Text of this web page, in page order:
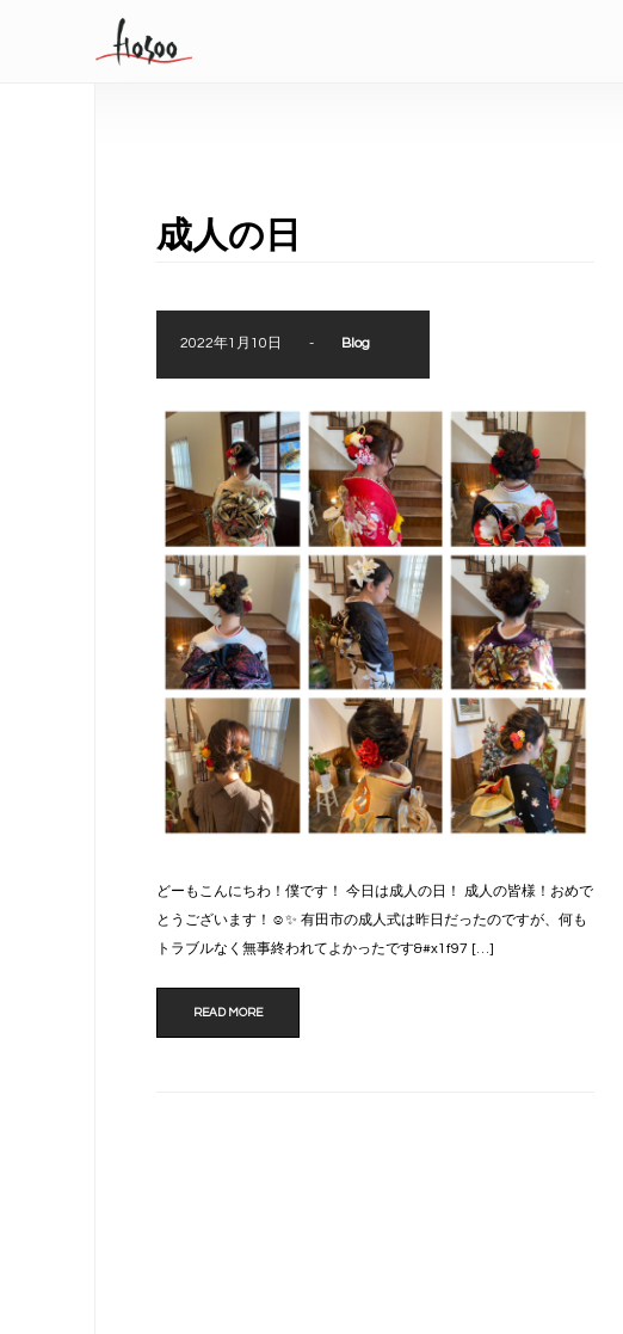
成人の日
2022年1月10日 - Blog
どーもこんにちわ！僕です！ 今日は成人の日！ 成人の皆様！おめで
とうございます！☺️✨ 有田市の成人式は昨日だったのですが、何も
トラブルなく無事終われてよかったです&#x1f97 […]
READ MORE